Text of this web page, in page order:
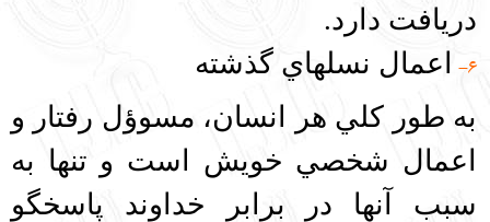
دريافت دارد.
6-
اعمال نسلهاي گذشته
به طور كلي هر انسان، مسوؤل رفتار و
اعمال شخصي خويش است و تنها به
سبب آنها در برابر خداوند پاسخگو